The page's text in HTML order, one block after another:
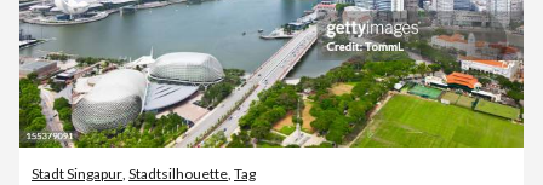
Stadt Singapur, Stadtsilhouette, Tag